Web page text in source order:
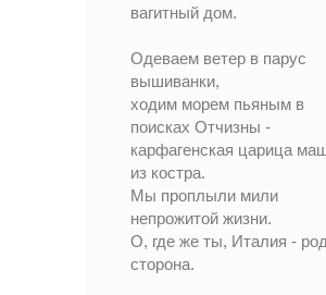
вагитный дом.
Одеваем ветер в парус
вышиванки,
ходим морем пьяным в
поисках Отчизны -
карфагенская царица
из костра.
Мы проплыли мили
непрожитой жизни.
О, где же ты, Италия -
сторона.